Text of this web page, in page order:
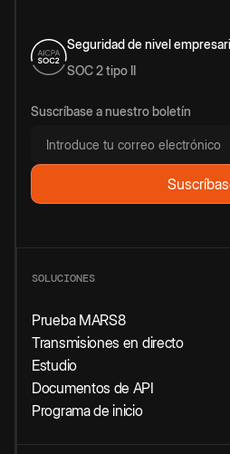
Seguridad de nivel
SOC 2 tipo II
Suscríbase a nuestro boletín
SOLUCIONES
Prueba MARS8
Transmisiones en directo
Estudio
Documentos de API
Programa de inicio